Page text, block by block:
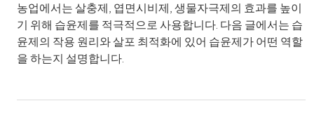
농업에서는 살충제, 엽면시비제, 생물자극제의 효과를 높이
기 위해 습윤제를 적극적으로 사용합니다. 다음 글에서는 습
윤제의 작용 원리와 살포 최적화에 있어 습윤제가 어떤 역할
을 하는지 설명합니다.